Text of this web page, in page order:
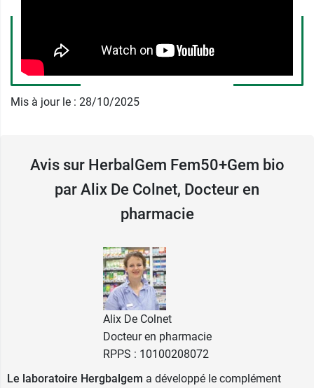
Mis à jour le : 28/10/2025
Avis sur HerbalGem Fem50+Gem bio
par Alix De Colnet, Docteur en
pharmacie
Alix De Colnet
Docteur en pharmacie
RPPS : 10100208072
Le laboratoire Hergbalgem a développé le complément